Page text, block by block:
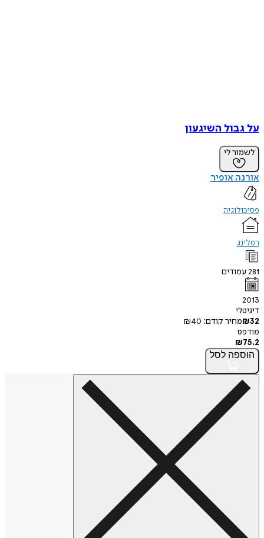
על גבול השיגעון
לשמור לי
אורנה אופיר
פסיכולוגיה
רסלינג
281עמודים
2013
דיגיטלי
₪32 מחיר קודם: ₪40
מודפס
₪75.2
הוספה לסל